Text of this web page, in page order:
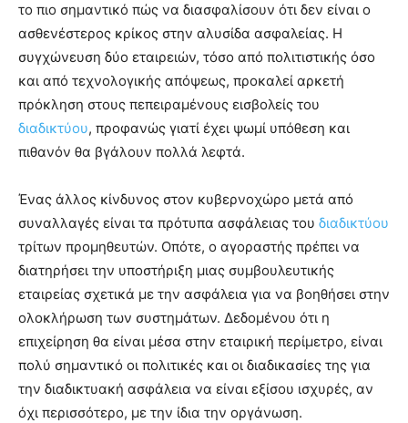
το πιο σημαντικό πώς να διασφαλίσουν ότι δεν είναι ο
ασθενέστερος κρίκος στην αλυσίδα ασφαλείας. Η
συγχώνευση δύο εταιρειών, τόσο από πολιτιστικής όσο
και από τεχνολογικής απόψεως, προκαλεί αρκετή
πρόκληση στους πεπειραμένους εισβολείς του
διαδικτύου, προφανώς γιατί έχει ψωμί υπόθεση και
πιθανόν θα βγάλουν πολλά λεφτά.
Ένας άλλος κίνδυνος στον κυβερνοχώρο μετά από
συναλλαγές είναι τα πρότυπα ασφάλειας του διαδικτύου
τρίτων προμηθευτών. Οπότε, ο αγοραστής πρέπει να
διατηρήσει την υποστήριξη μιας συμβουλευτικής
εταιρείας σχετικά με την ασφάλεια για να βοηθήσει στην
ολοκλήρωση των συστημάτων. Δεδομένου ότι η
επιχείρηση θα είναι μέσα στην εταιρική περίμετρο, είναι
πολύ σημαντικό οι πολιτικές και οι διαδικασίες της για
την διαδικτυακή ασφάλεια να είναι εξίσου ισχυρές, αν
όχι περισσότερο, με την ίδια την οργάνωση.